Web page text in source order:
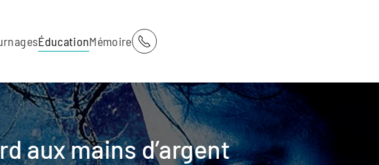
ÉducationMémoire
aux mains d’argent